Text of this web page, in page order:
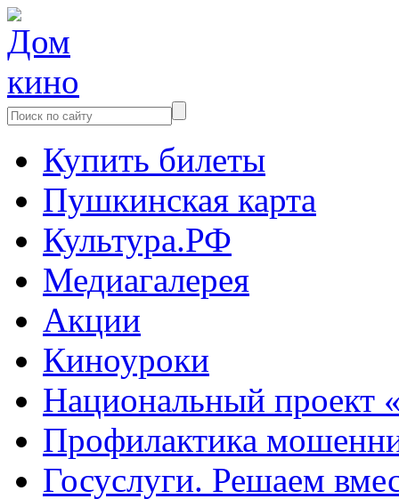
Купить билеты
Пушкинская карта
Культура.РФ
Медиагалерея
Акции
Киноуроки
Национальный проект
Профилактика
Госуслуги. Решаем